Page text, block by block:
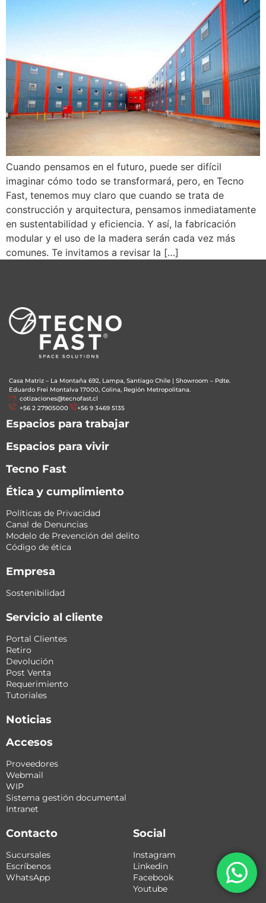
Cuando pensamos en el futuro, puede ser difícil
imaginar cómo todo se transformará, pero, en Tecno
Fast, tenemos muy claro que cuando se trata de
construcción y arquitectura, pensamos inmediatamente
en sustentabilidad y eficiencia. Y así, la fabricación
modular y el uso de la madera serán cada vez más
comunes. Te invitamos a revisar la […]
Casa Matriz – La Montaña 692, Lampa, Santiago Chile | Showroom – Pdte.
Eduardo Frei Montalva 17000, Colina, Región Metropolitana.
cotizaciones@tecnofast.cl
+56 2 27905000
+56 9 3469 5135
Espacios para trabajar
Espacios para vivir
Tecno Fast
Ética y cumplimiento
Políticas de Privacidad
Canal de Denuncias
Modelo de Prevención del delito
Código de ética
Empresa
Sostenibilidad
Servicio al cliente
Portal Clientes
Retiro
Devolución
Post Venta
Requerimiento
Tutoriales
Noticias
Accesos
Proveedores
Webmail
WIP
Sistema gestión documental
Intranet
Contacto
Sucursales
Escríbenos
WhatsApp
Social
Instagram
Linkedin
Facebook
Youtube